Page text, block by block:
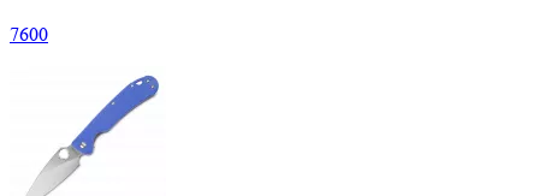
7600